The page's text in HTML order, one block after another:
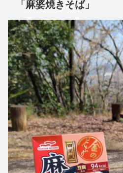
「麻婆焼きそば」